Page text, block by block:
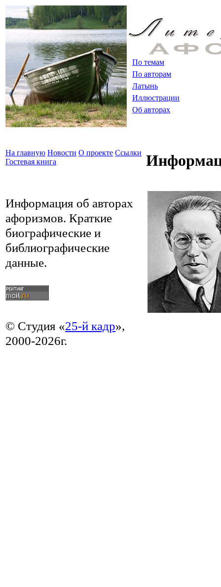
По темам
По авторам
Латынь
Иллюстрации
Об авторах
На главную Новости О проекте Ссылки
Гостевая книга
Информация об авторах
афоризмов. Краткие
биографические и
библиографические
данные.
© Студия «25-й кадр»,
2000-2026г.